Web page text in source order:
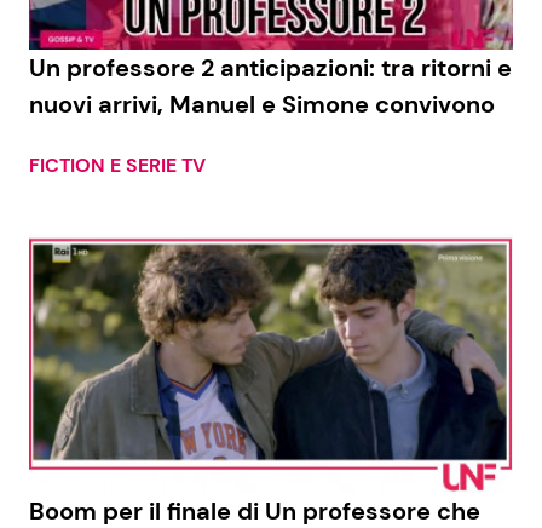
Un professore 2 anticipazioni: tra ritorni e
nuovi arrivi, Manuel e Simone convivono
FICTION E SERIE TV
Boom per il finale di Un professore che